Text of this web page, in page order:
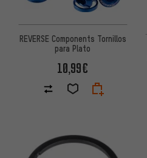
REVERSE Components Tornillos
para Plato
10,99€